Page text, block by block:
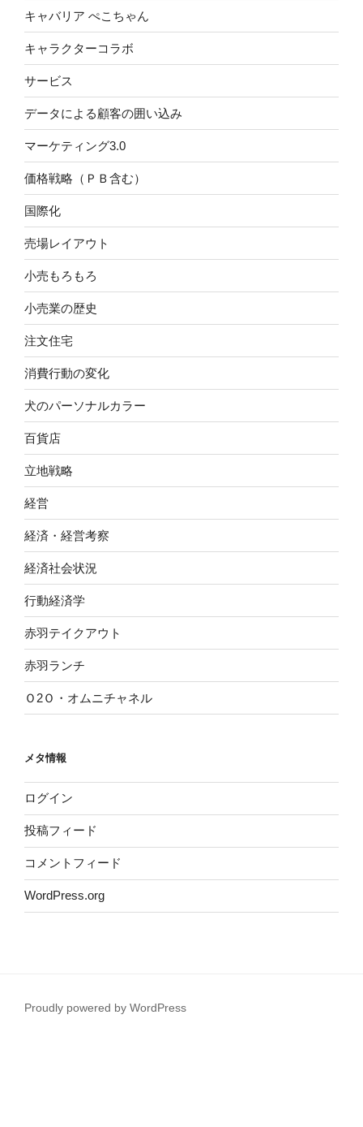
キャバリア ぺこちゃん
キャラクターコラボ
サービス
データによる顧客の囲い込み
マーケティング3.0
価格戦略（ＰＢ含む）
国際化
売場レイアウト
小売もろもろ
小売業の歴史
注文住宅
消費行動の変化
犬のパーソナルカラー
百貨店
立地戦略
経営
経済・経営考察
経済社会状況
行動経済学
赤羽テイクアウト
赤羽ランチ
Ｏ2Ｏ・オムニチャネル
メタ情報
ログイン
投稿フィード
コメントフィード
WordPress.org
Proudly powered by WordPress